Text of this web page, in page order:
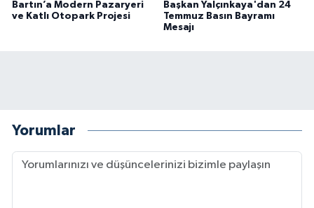
Bartın’a Modern Pazaryeri
ve Katlı Otopark Projesi
Başkan Yalçınkaya'dan 24
Temmuz Basın Bayramı
Mesajı
Yorumlar